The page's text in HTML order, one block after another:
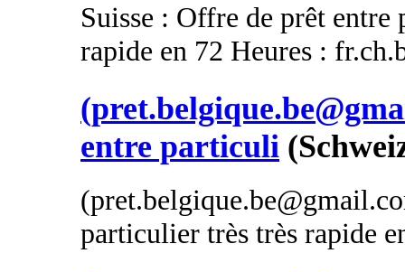
Suisse : Offre de prêt
rapide en 72 Heures :
entre particuli
particulier très très rapide